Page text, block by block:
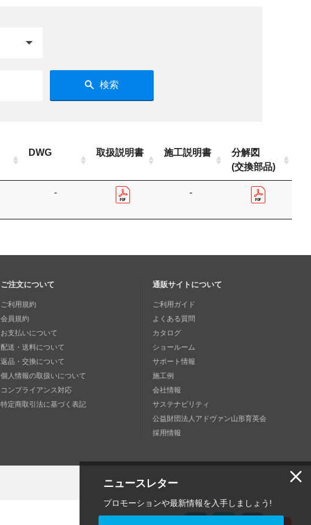
ニュースレター
プロモーションや最新情報を入手しましょう!
検索
DWG 取扱説明書 施工説明書
分解図
(交換部品)
- -
ご注文について
ご利用規約
会員規約
お支払いについて
配送・送料について
返品・交換について
個人情報の取扱いについて
コンプライアンス対応
特定商取引法に基づく表記
通販サイトについて
ご利用ガイド
よくある質問
カタログ
ショールーム
サポート情報
施工例
会社情報
サステナビリティ
公益財団法人アドヴァン山形育英会
採用情報